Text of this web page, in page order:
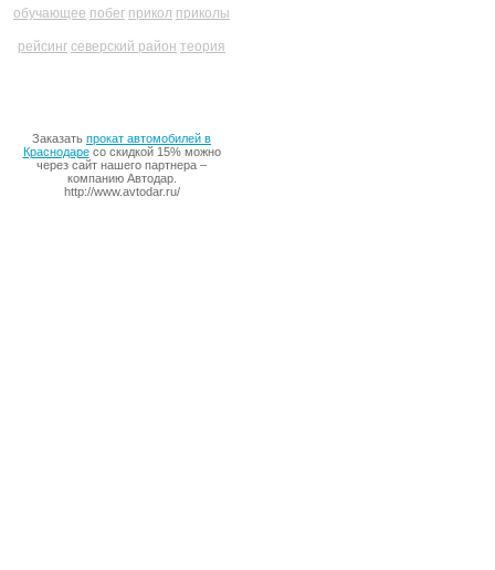
обучающее побег прикол приколы
рейсинг северский район теория
Заказать прокат автомобилей в
Краснодаресо скидкой 15% можно
через сайт нашего партнера –
компанию Автодар.
http://www.avtodar.ru/